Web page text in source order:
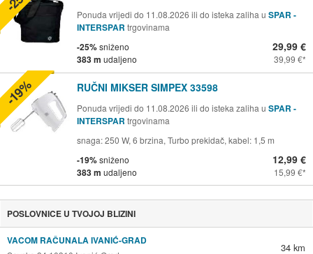
Ponuda vrijedi do 11.08.2026 ili do isteka zaliha u SPAR -
INTERSPAR trgovinama
-25%sniženo
383 m udaljeno
29,99 €
39,99 €
RUČNI MIKSER SIMPEX 33598
Ponuda vrijedi do 11.08.2026 ili do isteka zaliha u SPAR -
INTERSPAR trgovinama
snaga: 250 W, 6 brzina, Turbo prekidač, kabel: 1,5 m
-19%sniženo
383 m udaljeno
12,99 €
15,99 €
-19%
POSLOVNICE U TVOJOJ BLIZINI
VACOM RAČUNALA IVANIĆ-GRAD
34 km